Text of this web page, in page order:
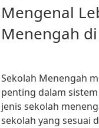
Mengenal
Menengah
Sekolah Menengah
penting dalam
jenis sekolah
sekolah yang sesuai